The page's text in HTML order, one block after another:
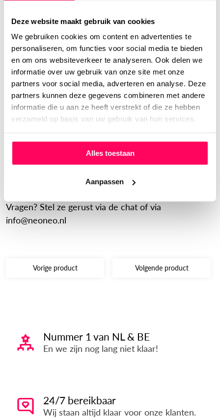
Deze website maakt gebruik van cookies
We gebruiken cookies om content en advertenties te
personaliseren, om functies voor social media te bieden
en om ons websiteverkeer te analyseren. Ook delen we
informatie over uw gebruik van onze site met onze
partners voor social media, adverteren en analyse. Deze
partners kunnen deze gegevens combineren met andere
informatie die u aan ze heeft verstrekt of die ze hebben
verzameld op basis van uw gebruik van hun services.
Alles toestaan
Aanpassen
neon strips met een kraakhelder bord. De neon lamp
wordt standaard geleverd met een 250
cm doorzichtig snoer en omvormer met stekker
zodat je de neon lamp direct aan kunt sluiten.
De neon lampen zijn ontworpen om minstens 10 jaar
mee te gaan!
- Wil je iets compleet unieks of heb je iets speciaals
in gedachten? Wij maken je droom werkelijkheid!
Klik hierom jouw eigen neon letters te ontwerpen.
Vragen? Stel ze gerust via de chat of via
info@neoneo.nl
Vorige product Volgende product
Nummer 1 van NL & BE
En we zijn nog lang niet klaar!
24/7 bereikbaar
Wij staan altijd klaar voor onze klanten.